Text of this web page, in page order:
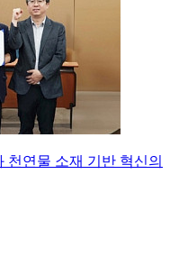
천연물 소재 기반 혁신의